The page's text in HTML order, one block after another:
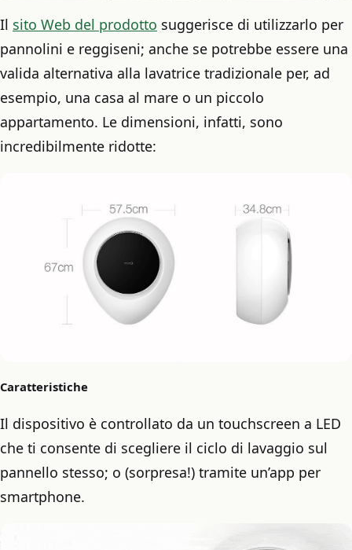
Il sito Web del prodotto suggerisce di utilizzarlo per
pannolini e reggiseni; anche se potrebbe essere una
valida alternativa alla lavatrice tradizionale per, ad
esempio, una casa al mare o un piccolo
appartamento. Le dimensioni, infatti, sono
incredibilmente ridotte:
Caratteristiche
Il dispositivo è controllato da un touchscreen a LED
che ti consente di scegliere il ciclo di lavaggio sul
pannello stesso; o (sorpresa!) tramite un’app per
smartphone.